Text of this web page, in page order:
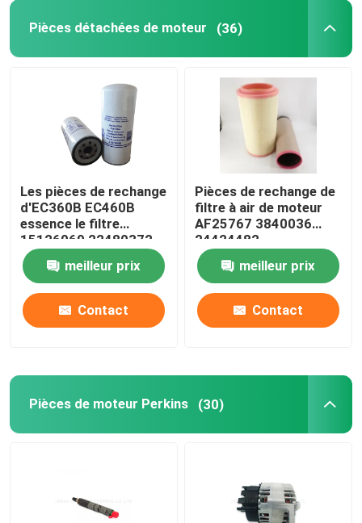
Pièces détachées de moteur (36)
Les pièces de rechange
d'EC360B EC460B
essence le filtre
15126069 22480372
meilleur prix
Contact
Pièces de rechange de
filtre à air de moteur
AF25767 3840036
24424482
meilleur prix
Contact
Pièces de moteur Perkins (30)